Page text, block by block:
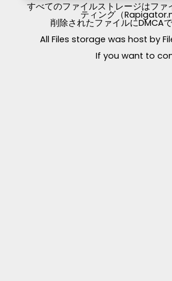
すべてのファイルストレージはフ
ティング（
削除されたファイルにDMCA
All Files storage was host by
If you want to